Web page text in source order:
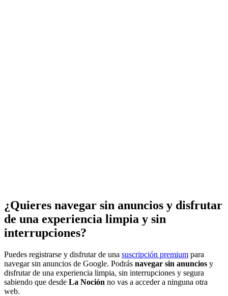
¿Quieres navegar sin anuncios y disfrutar
de una experiencia limpia y sin
interrupciones?
Puedes registrarse y disfrutar de una suscripción premium para
navegar sin anuncios de Google. Podrás navegar sin anuncios y
disfrutar de una experiencia limpia, sin interrupciones y segura
sabiendo que desde La Noción no vas a acceder a ninguna otra
web.